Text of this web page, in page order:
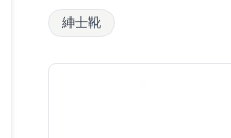
紳士靴